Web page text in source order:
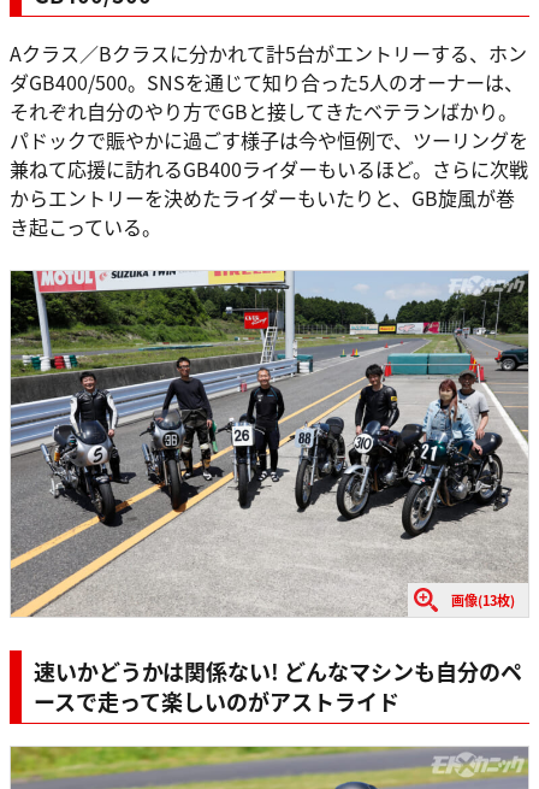
Aクラス／Bクラスに分かれて計5台がエントリーする、ホン
ダGB400/500。SNSを通じて知り合った5人のオーナーは、
それぞれ自分のやり方でGBと接してきたベテランばかり。
パドックで賑やかに過ごす様子は今や恒例で、ツーリングを
兼ねて応援に訪れるGB400ライダーもいるほど。さらに次戦
からエントリーを決めたライダーもいたりと、GB旋風が巻
き起こっている。
画像(13枚)
速いかどうかは関係ない! どんなマシンも自分のペ
ースで走って楽しいのがアストライド